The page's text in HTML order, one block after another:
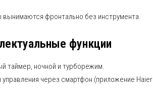
фронтально без инструмента.
функции
таймер, ночной и турборежим.
через смартфон (приложение Haier